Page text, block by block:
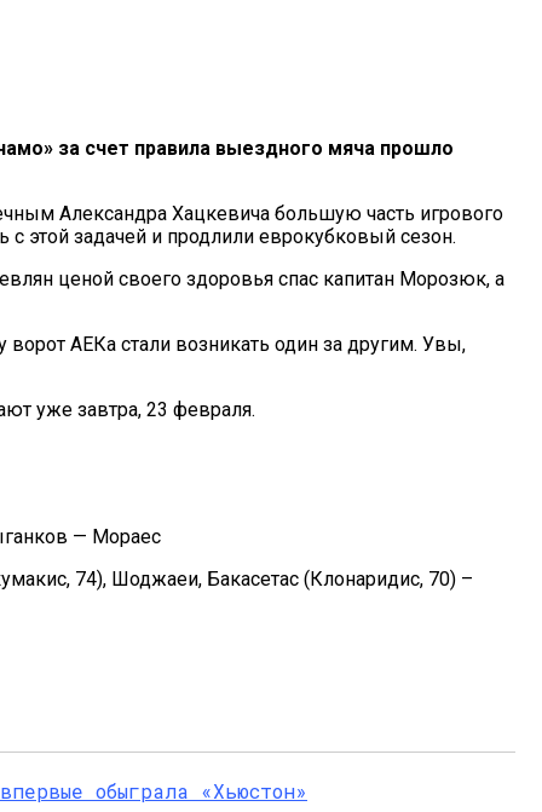
за счет правила выездного мяча прошло
Александра Хацкевича большую часть игрового
этой задачей и продлили еврокубковый сезон.
ценой своего здоровья спас капитан Морозюк, а
АЕКа стали возникать один за другим. Увы,
уже завтра, 23 февраля.
— Мораес
74), Шоджаеи, Бакасетас (Клонаридис, 70) –